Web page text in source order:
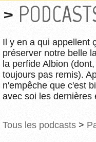
Il y en a qui appellent
préserver notre belle
la perfide Albion
toujours pas remis).
n'empêche que c'est
avec soi les dernières
Tous les podcasts >